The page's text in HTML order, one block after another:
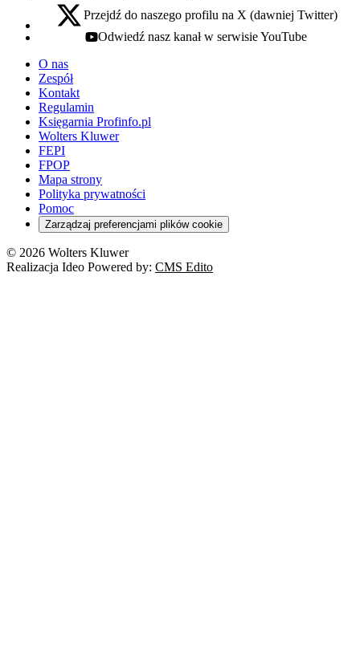
x - otwiera się w nowej karcie
Przejdź do naszego profilu na X (dawniej Twitter)
youtube - otwiera się w nowej karcie
Odwiedź nasz kanał w serwisie YouTube
O nas
Zespół
Kontakt
Regulamin
Księgarnia Profinfo.pl
Wolters Kluwer
FEPI
FPOP
Mapa strony
Polityka prywatności
Pomoc
Zarządzaj preferencjami plików cookie
© 2026 Wolters Kluwer
Realizacja Ideo Powered by: CMS Edito